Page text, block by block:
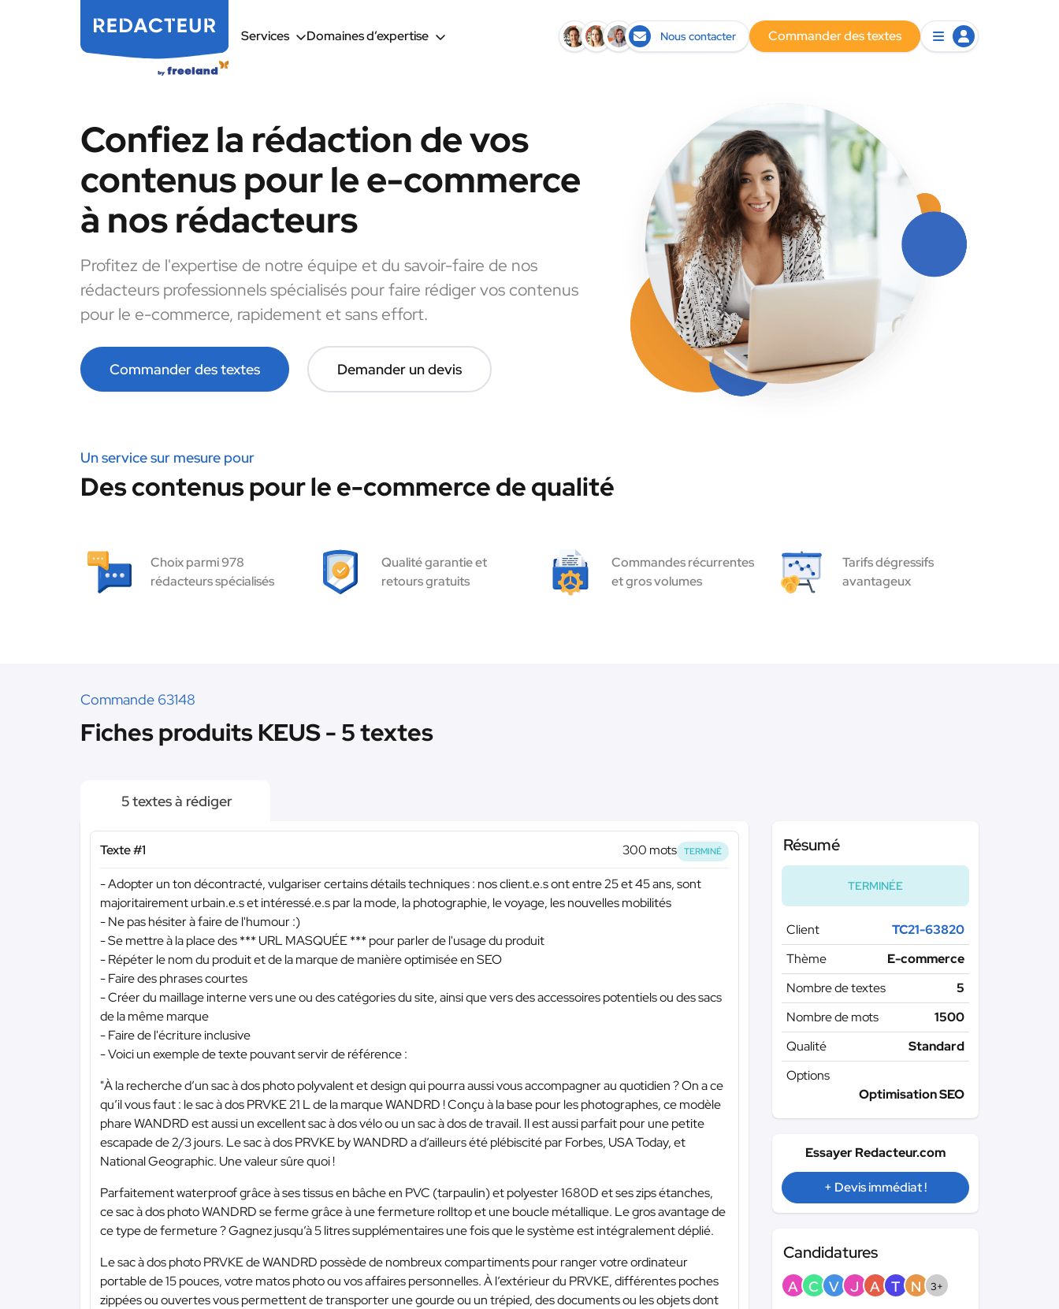
Services Domaines d’expertise Nous contacter Commander des textes
Confiez la rédaction de vos
contenus pour le e-commerce
à nos rédacteurs
Profitez de l'expertise de notre équipe et du savoir-faire de nos
rédacteurs professionnels spécialisés pour faire rédiger vos contenus
pour le e-commerce, rapidement et sans effort.
Commander des textes Demander un devis
Un service sur mesure pour
Des contenus pour le e-commerce de qualité
Choix parmi 978
rédacteurs spécialisés
Qualité garantie et
retours gratuits
Commandes récurrentes
et gros volumes
Tarifs dégressifs
avantageux
Commande 63148
Fiches produits KEUS - 5 textes
5 textes à rédiger
Texte #1 300 mots TERMINÉ
- Adopter un ton décontracté, vulgariser certains détails techniques : nos client.e.s ont entre 25 et 45 ans, sont
majoritairement urbain.e.s et intéressé.e.s par la mode, la photographie, le voyage, les nouvelles mobilités
- Ne pas hésiter à faire de l'humour :)
- Se mettre à la place des*** URL MASQUÉE *** pour parler de l'usage du produit
- Répéter le nom du produit et de la marque de manière optimisée en SEO
- Faire des phrases courtes
- Créer du maillage interne vers une ou des catégories du site, ainsi que vers des accessoires potentiels ou des sacs
de la même marque
- Faire de l'écriture inclusive
- Voici un exemple de texte pouvant servir de référence :
"À la recherche d’un sac à dos photo polyvalent et design qui pourra aussi vous accompagner au quotidien ? On a ce
qu’il vous faut : le sac à dos PRVKE 21 L de la marque WANDRD ! Conçu à la base pour les photographes, ce modèle
phare WANDRD est aussi un excellent sac à dos vélo ou un sac à dos de travail. Il est aussi parfait pour une petite
escapade de 2/3 jours. Le sac à dos PRVKE by WANDRD a d’ailleurs été plébiscité par Forbes, USA Today, et
National Geographic. Une valeur sûre quoi !
Parfaitement waterproof grâce à ses tissus en bâche en PVC (tarpaulin) et polyester 1680D et ses zips étanches,
ce sac à dos photo WANDRD se ferme grâce à une fermeture rolltop et une boucle métallique. Le gros avantage de
ce type de fermeture ? Gagnez jusqu’à 5 litres supplémentaires une fois que le système est intégralement déplié.
Le sac à dos photo PRVKE de WANDRD possède de nombreux compartiments pour ranger votre ordinateur
portable de 15 pouces, votre matos photo ou vos affaires personnelles. À l’extérieur du PRVKE, différentes poches
zippées ou ouvertes vous permettent de transporter une gourde ou un trépied, des documents ou les objets dont
Résumé
TERMINÉE
Client
TC21-63820
Thème
E-commerce
Nombre de textes
5
Nombre de mots
1500
Qualité
Standard
Options
Optimisation SEO
Essayer Redacteur.com
+ Devis immédiat !
Candidatures
A C V J A T N 3+